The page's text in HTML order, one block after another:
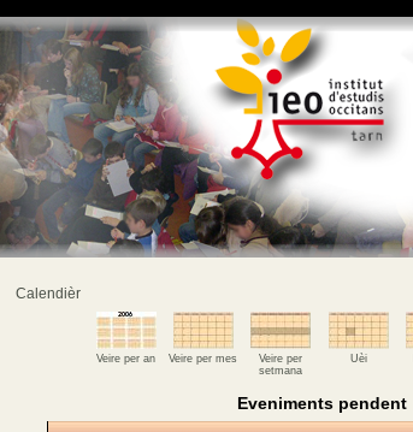
Calendièr
Veire per an Veire per mes
Veire per
setmana
Uèi
Eveniments pendent